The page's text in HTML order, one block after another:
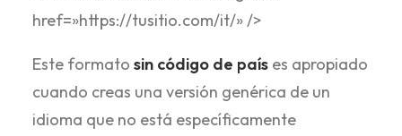
href=»https://tusitio.com/it/» />
Este formato sin código de país es apropiado
cuando creas una versión genérica de un
idioma que no está específicamente